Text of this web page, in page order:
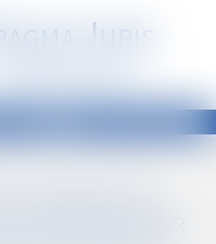
JURIS
CONSTRUIRE POUR